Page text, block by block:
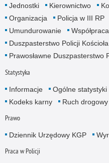
Jednostki Kierownictwo
Organizacja
Policja w III RP
Umundurowanie
Duszpasterstwo Policji
Prawosławne Duszpasterstwo
Statystyka
Informacje Ogólne statystyki
Kodeks karny
Ruch drogowy
Prawo
Dziennik Urzędowy KGP
Praca w Policji